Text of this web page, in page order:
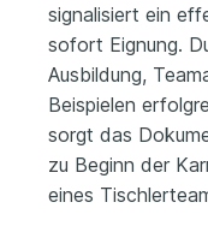
signalisiert ein
sofort Eignung.
Ausbildung,
Beispielen
sorgt das
zu Beginn der
eines